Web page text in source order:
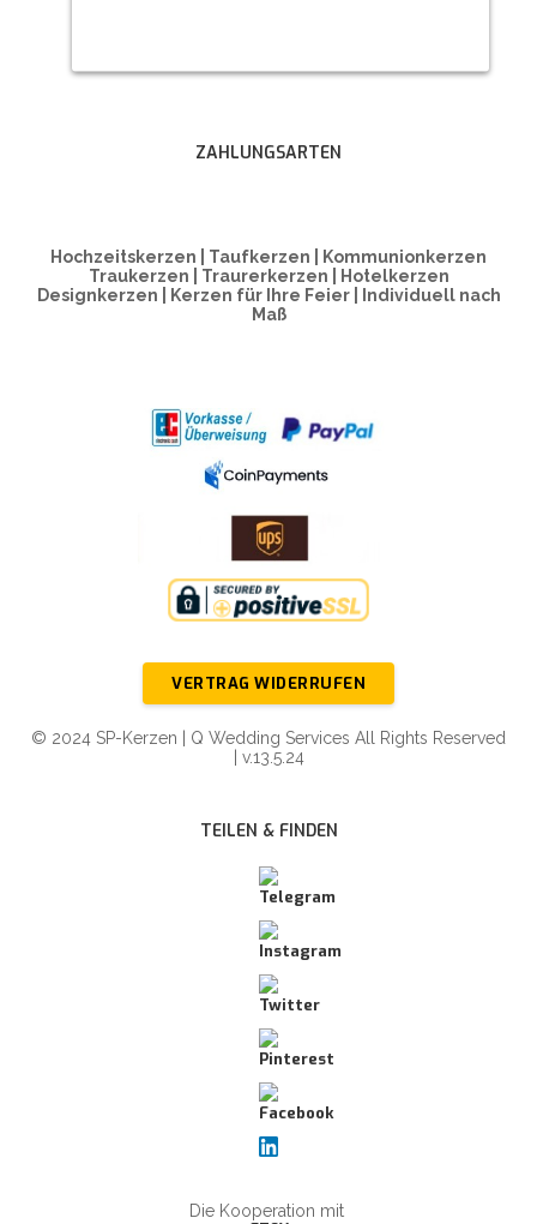
ZAHLUNGSARTEN
Hochzeitskerzen | Taufkerzen | Kommunionkerzen
Traukerzen | Traurerkerzen | Hotelkerzen
Designkerzen | Kerzen für Ihre Feier | Individuell nach
Maß
VERTRAG WIDERRUFEN
© 2024 SP-Kerzen | Q Wedding Services All Rights Reserved
| v.13.5.24
TEILEN & FINDEN
Die Kooperation mit